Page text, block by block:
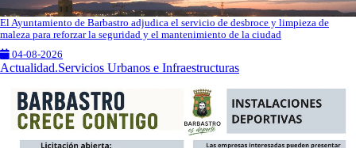
El Ayuntamiento de Barbastro adjudica el servicio de desbroce y limpieza de
maleza para reforzar la seguridad y el mantenimiento de la ciudad
04-08-2026
Actualidad.Servicios Urbanos e Infraestructuras